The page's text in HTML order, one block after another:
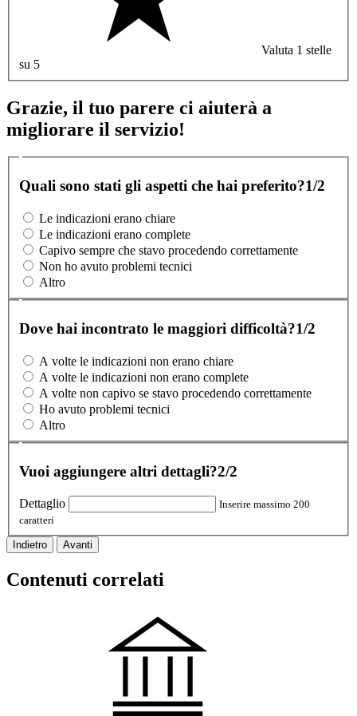
Valuta 1 stelle
su 5
Grazie, il tuo parere ci aiuterà a
migliorare il servizio!
Quali sono stati gli aspetti che hai preferito?1/2
Le indicazioni erano chiare
Le indicazioni erano complete
Capivo sempre che stavo procedendo correttamente
Non ho avuto problemi tecnici
Altro
Dove hai incontrato le maggiori difficoltà?1/2
A volte le indicazioni non erano chiare
A volte le indicazioni non erano complete
A volte non capivo se stavo procedendo correttamente
Ho avuto problemi tecnici
Altro
Vuoi aggiungere altri dettagli?2/2
Dettaglio
Inserire massimo 200
caratteri
Indietro Avanti
Contenuti correlati